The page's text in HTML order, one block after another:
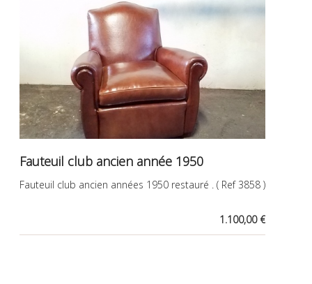
Fauteuil club ancien année 1950
Fauteuil club ancien années 1950 restauré . ( Ref 3858 )
1.100,00 €